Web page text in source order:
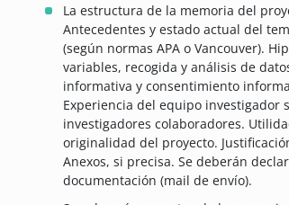
La estructura de la memoria del
Antecedentes y estado actual del
(según normas APA o Vancouver).
variables, recogida y análisis de
informativa y consentimiento
Experiencia del equipo
investigadores colaboradores.
originalidad del proyecto.
Anexos, si precisa. Se deberán
documentación (mail de envío).